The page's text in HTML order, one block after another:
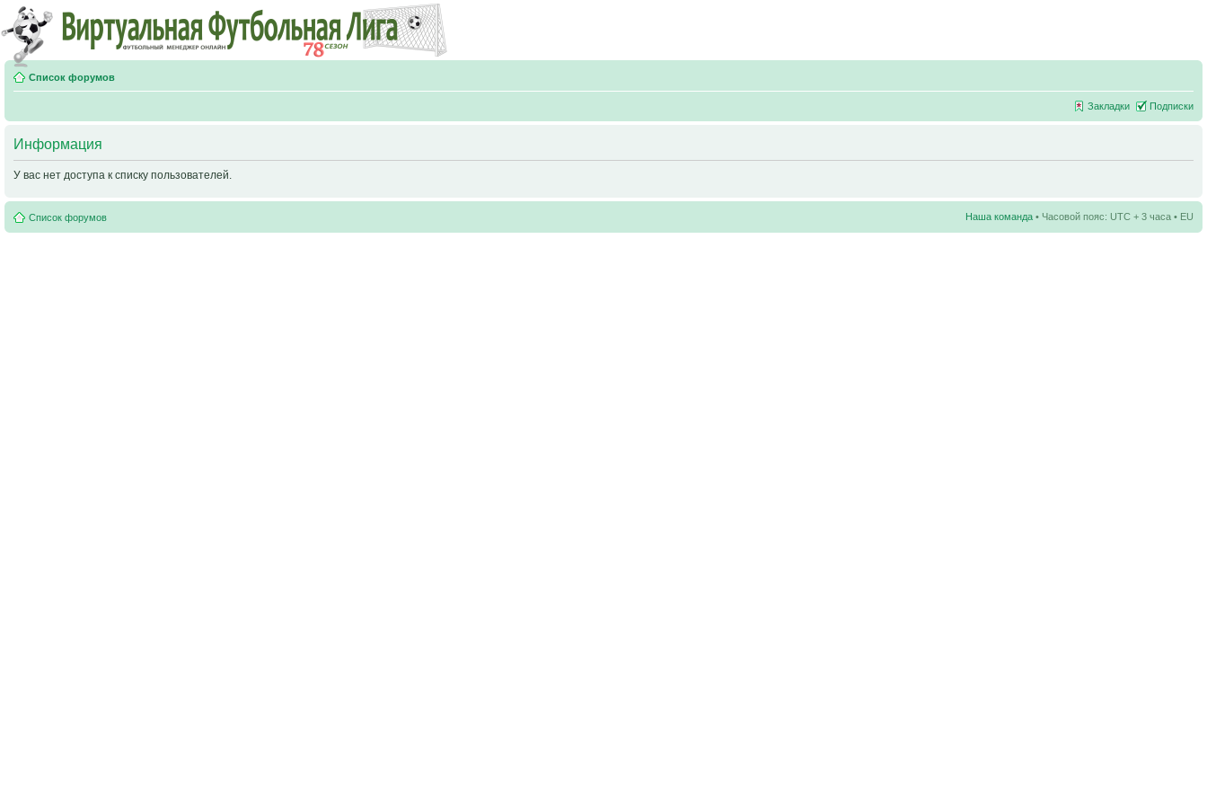
Список форумов
Закладки Подписки
Информация
У вас нет доступа к списку пользователей.
Список форумов Наша команда • Часовой пояс: UTC + 3 часа • EU